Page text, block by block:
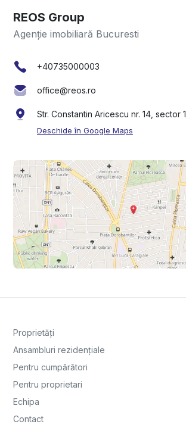
REOS Group
Agenție imobiliară Bucuresti
+40735000003
office@reos.ro
Str. Constantin Aricescu nr. 14, sector 1
Deschide în Google Maps
Proprietăți
Ansambluri rezidențiale
Pentru cumpărători
Pentru proprietari
Echipa
Contact